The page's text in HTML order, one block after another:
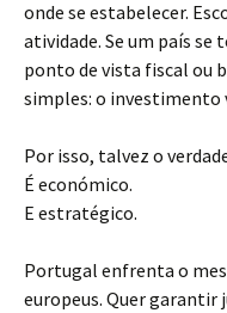
onde se estabelecer.
atividade. Se um país se
ponto de vista fiscal ou
simples: o investimento
Por isso, talvez o
É económico.
E estratégico.
Portugal enfrenta o
europeus. Quer garantir